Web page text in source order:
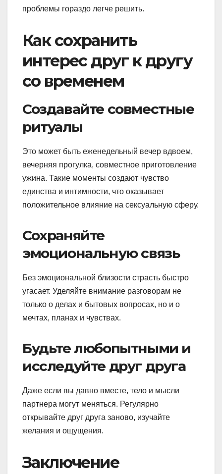
проблемы гораздо легче решить.
Как сохранить
интерес друг к другу
со временем
Создавайте совместные
ритуалы
Это может быть еженедельный вечер вдвоем,
вечерняя прогулка, совместное приготовление
ужина. Такие моменты создают чувство
единства и интимности, что оказывает
положительное влияние на сексуальную сферу.
Сохраняйте
эмоциональную связь
Без эмоциональной близости страсть быстро
угасает. Уделяйте внимание разговорам не
только о делах и бытовых вопросах, но и о
мечтах, планах и чувствах.
Будьте любопытными и
исследуйте друг друга
Даже если вы давно вместе, тело и мысли
партнера могут меняться. Регулярно
открывайте друг друга заново, изучайте
желания и ощущения.
Заключение